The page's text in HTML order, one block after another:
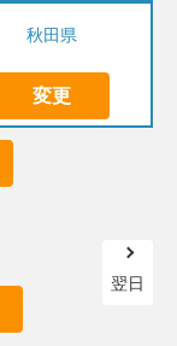
秋田県
変更
翌日